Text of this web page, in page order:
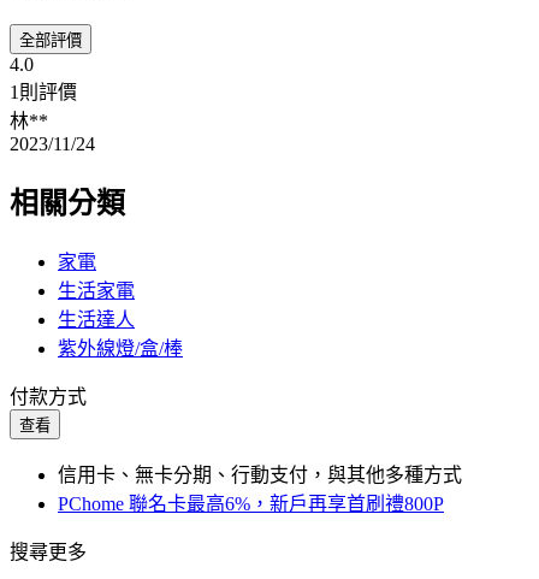
全部評價
4.0
1則評價
林**
2023/11/24
相關分類
家電
生活家電
生活達人
紫外線燈/盒/棒
付款方式
查看
信用卡、無卡分期、行動支付，與其他多種方式
PChome 聯名卡最高6%，新戶再享首刷禮800P
搜尋更多